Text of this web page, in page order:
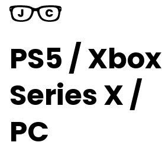
PS5 / Xbox
Series X /
PC